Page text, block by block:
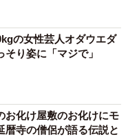
の女性芸人オダウエダ
り姿に「マジで」
お化け屋敷のお化けにモ
寺の僧侶が語る伝説と